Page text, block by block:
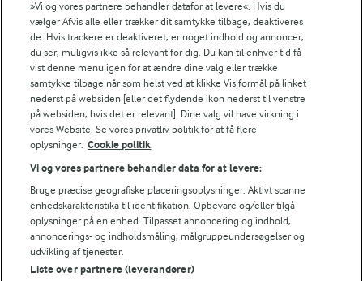
grundlæggende, herunder hvordan du vælger og
forbereder stilkene, hvad du kan forvente, når du
tilbereder dem, samt nyttige tips om frysning, sæson
og meget mere. Det er en god guide, hvis du vil have
mest muligt ud af friske rabarber i sæsonen.
Hvis du ærger dig over, at rabarbersæsonen er kort,
kan du læse om vores
rabarber- så du kan nyde de dejlige stængler uden for
sæsonen.
Find flere rabarberopskrifter at
nyde
»Vi og vores partnere behandler datafor at levere«. Hvis du
vælger Afvis alle eller trækker dit samtykke tilbage, deaktiveres
de. Hvis trackere er deaktiveret, er noget indhold og annoncer,
du ser, muligvis ikke så relevant for dig. Du kan til enhver tid få
vist denne menu igen for at ændre dine valg eller trække
samtykke tilbage når som helst ved at klikke Vis formål på linket
nederst på websiden [eller det flydende ikon nederst til venstre
på websiden, hvis det er relevant]. Dine valg vil have virkning i
vores Website. Se vores privatliv politik for at få flere
oplysninger. Cookie politik
Vi og vores partnere behandler data for at levere:
Bruge præcise geografiske placeringsoplysninger. Aktivt scanne
enhedskarakteristika til identifikation. Opbevare og/eller tilgå
oplysninger på en enhed. Tilpasset annoncering og indhold,
annoncerings- og indholdsmåling, målgruppeundersøgelser og
udvikling af tjenester.
Liste over partnere (leverandører)